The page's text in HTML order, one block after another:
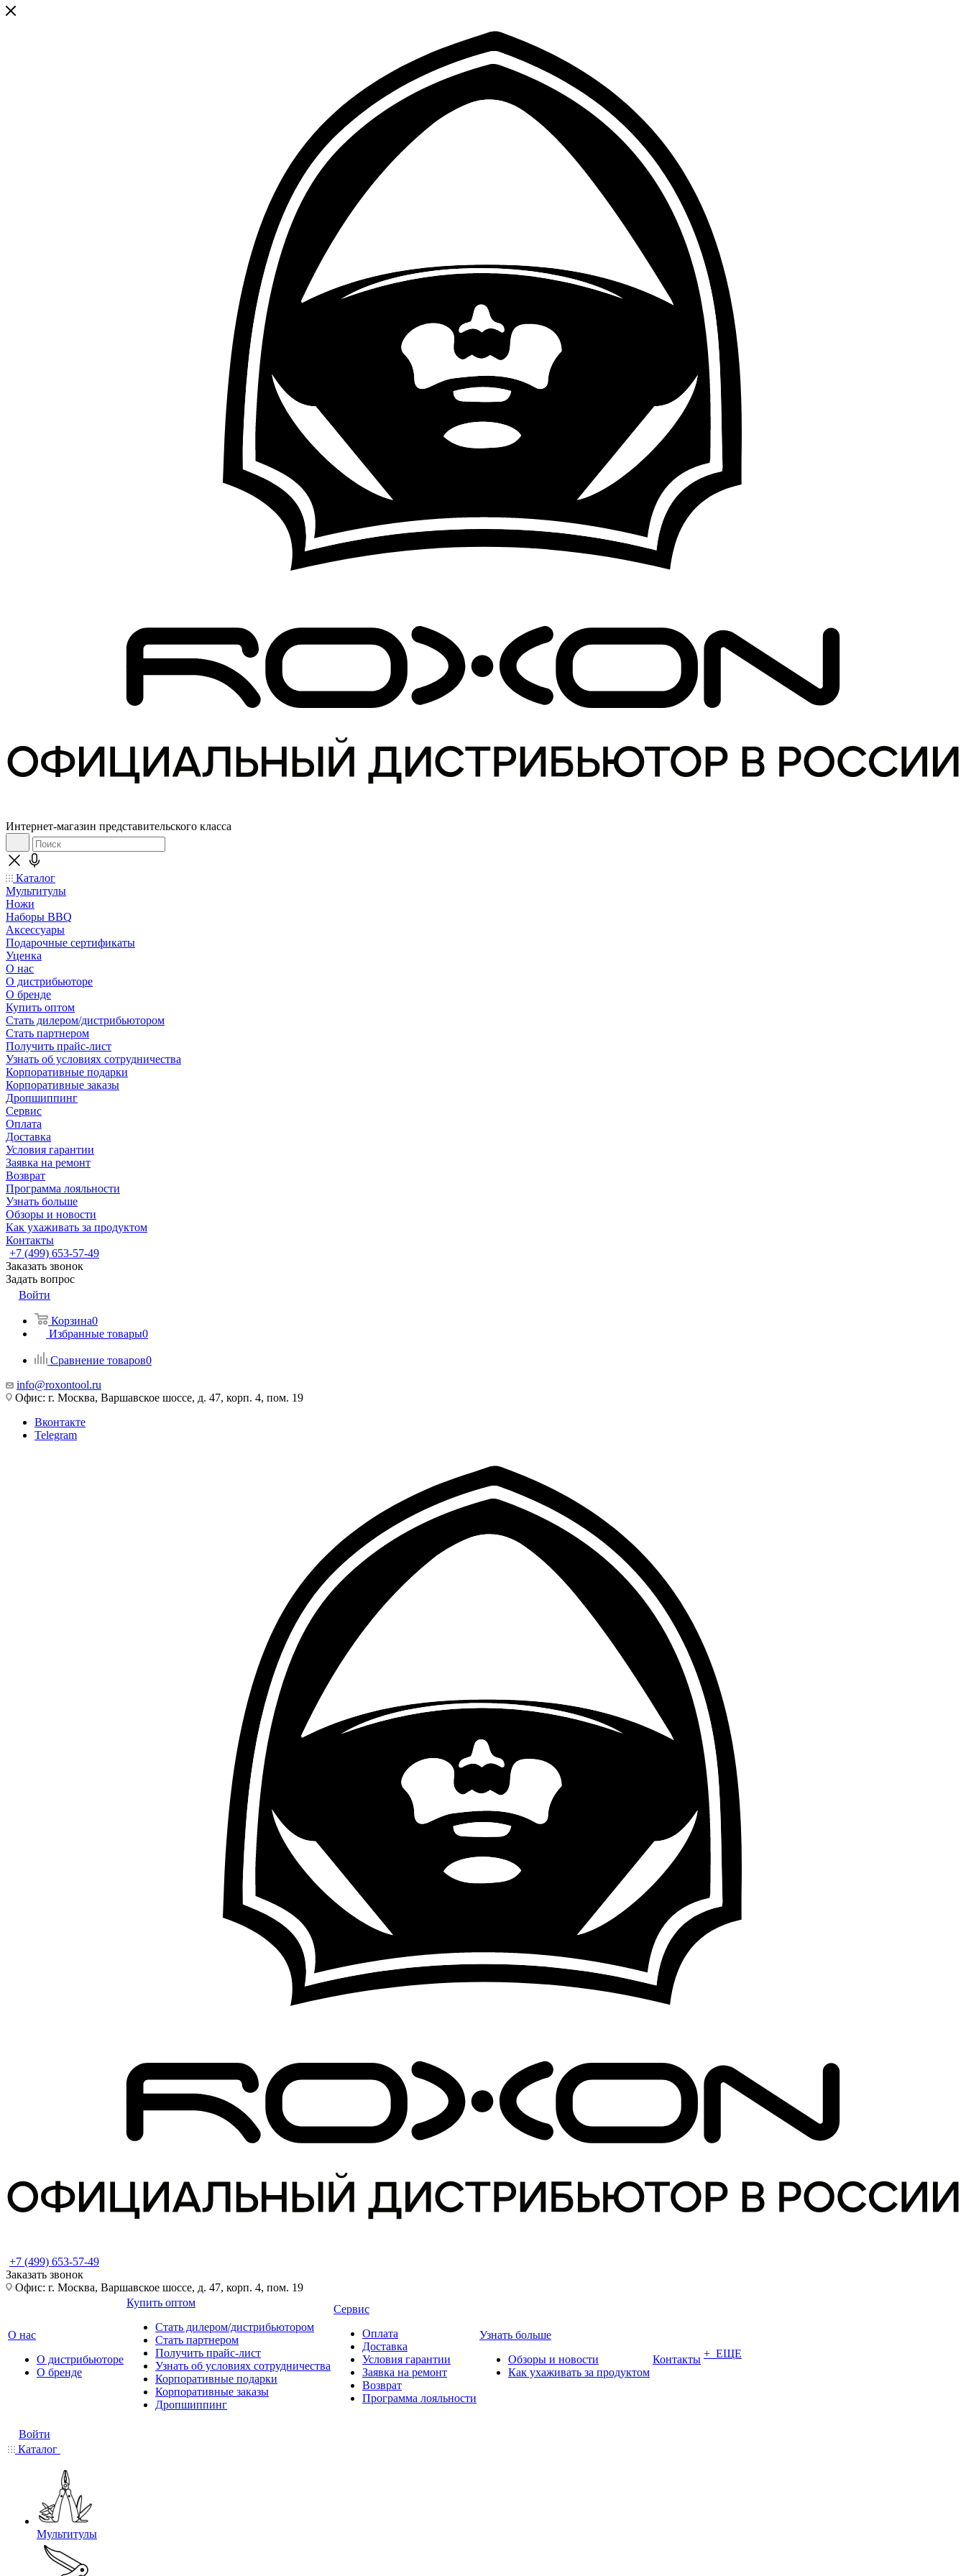
Интернет-магазин представительского класса
Каталог
Мультитулы
Ножи
Наборы BBQ
Аксессуары
Подарочные сертификаты
Уценка
О нас
О дистрибьюторе
О бренде
Купить оптом
Стать дилером/дистрибьютором
Стать партнером
Получить прайс-лист
Узнать об условиях сотрудничества
Корпоративные подарки
Корпоративные заказы
Дропшиппинг
Сервис
Оплата
Доставка
Условия гарантии
Заявка на ремонт
Возврат
Программа лояльности
Узнать больше
Обзоры и новости
Как ухаживать за продуктом
Контакты
+7 (499) 653-57-49
Заказать звонок
Задать вопрос
Войти
Корзина0
Избранные товары0
Сравнение товаров0
info@roxontool.ru
Офис: г. Москва, Варшавское шоссе, д. 47, корп. 4, пом. 19
Вконтакте
Telegram
+7 (499) 653-57-49
Заказать звонок
Офис: г. Москва, Варшавское шоссе, д. 47, корп. 4, пом. 19
О нас
О дистрибьюторе
О бренде
Купить оптом
Стать дилером/дистрибьютором
Стать партнером
Получить прайс-лист
Узнать об условиях сотрудничества
Корпоративные подарки
Корпоративные заказы
Дропшиппинг
Сервис
Оплата
Доставка
Условия гарантии
Заявка на ремонт
Возврат
Программа лояльности
Узнать больше
Обзоры и новости
Как ухаживать за продуктом
Контакты + ЕЩЕ
Войти
Каталог
Мультитулы